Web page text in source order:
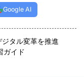
Google AI
タル変革を推進
ガイド